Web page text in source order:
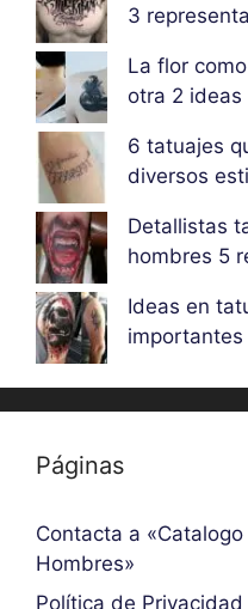
3
La flor
otra 2 ideas
6 tatuajes
diversos
Detallistas
hombres 5
Ideas en
Páginas
Contacta a
Hombres»
Política de